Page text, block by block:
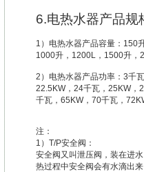
6.电热水器产品规
1 ）电热水器产品容量： 150
1000升 ， 1200L ， 1500升 ，
2 ）电热水器产品功率： 3千
22.5KW， 24千瓦， 25KW，
千瓦， 65KW， 70千瓦，
注：
1 ） T/P安全阀：
安全阀又叫泄压阀 ，装在进
热过程中安全阀会有水滴出